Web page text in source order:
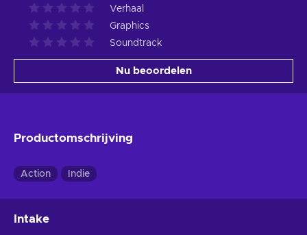
Verhaal
Graphics
Soundtrack
Nu beoordelen
Productomschrijving
Action Indie
Intake